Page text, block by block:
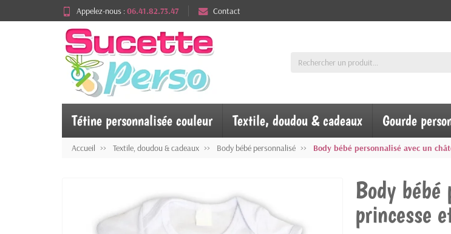
Appelez-nous :06.41.82.73.47 Contact
Tétine personnalisée couleur Textile, doudou & cadeaux Gourde
Accueil Textile, doudou & cadeaux Body bébé personnalisé Body bébé personnalisé avec un
Body bébé
princesse